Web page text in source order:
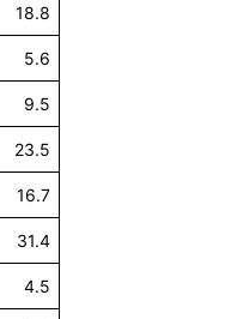
18.8
5.6
9.5
23.5
16.7
31.4
4.5